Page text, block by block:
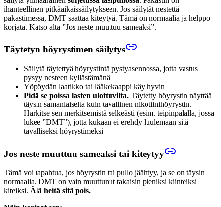
ihanteellinen pitkäaikaissäilytykseen. Jos säilytät nestettä
pakastimessa, DMT saattaa kiteytyä. Tämä on normaalia ja helppo
korjata. Katso alta ”Jos neste muuttuu sameaksi”.
Täytetyn höyrystimen säilytys
Säilytä täytettyä höyrystintä pystyasennossa, jotta vastus
pysyy nesteen kyllästämänä
Yöpöydän laatikko tai lääkekaappi käy hyvin
Pidä se poissa lasten ulottuvilta. Täytetty höyrystin näyttää
täysin samanlaiselta kuin tavallinen nikotiinihöyrystin.
Harkitse sen merkitsemistä selkeästi (esim. teipinpalalla, jossa
lukee ”DMT”), jotta kukaan ei erehdy luulemaan sitä
tavalliseksi höyrystimeksi
Jos neste muuttuu sameaksi tai kiteytyy
Tämä voi tapahtua, jos höyrystin tai pullo jäähtyy, ja se on täysin
normaalia. DMT on vain muuttunut takaisin pieniksi kiinteiksi
kiteiksi. Älä heitä sitä pois.